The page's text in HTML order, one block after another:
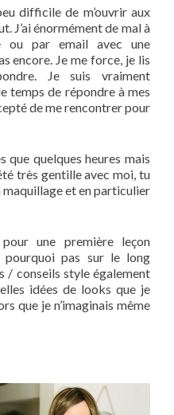
difficile de m’ouvrir aux
J’ai énormément de mal à
ou par email avec une
encore. Je me force, je lis
Je suis vraiment
temps de répondre à mes
de me rencontrer pour
que quelques heures mais
très gentille avec moi, tu
maquillage et en particulier
une première leçon
pourquoi pas sur le long
/ conseils style également
idées de looks que je
que je n’imaginais même